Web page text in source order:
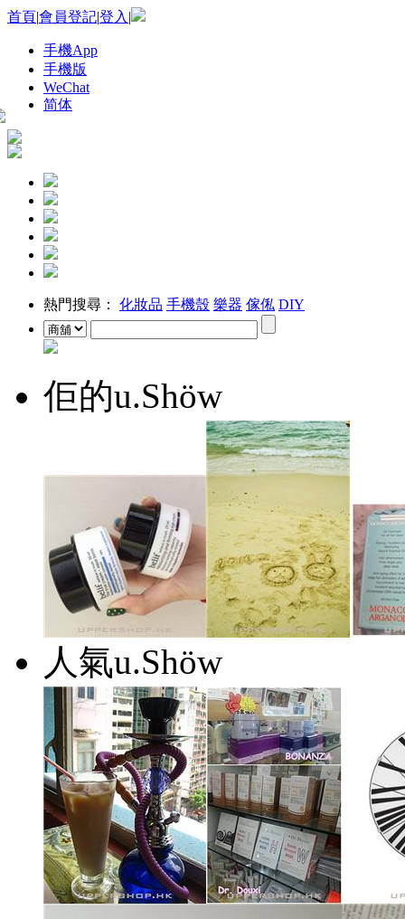
首頁|會員登記|登入 |
手機App
手機版
WeChat
简体
熱門搜尋： 化妝品 手機殼 樂器 傢俬 DIY
佢的u.Shöw
人氣u.Shöw